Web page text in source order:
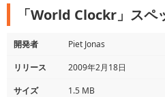
「World Clockr」スペ
開発者
Piet Jonas
リリース
2009年2月18日
サイズ
1.5 MB